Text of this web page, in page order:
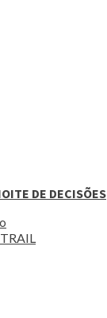
DE DECISÕES